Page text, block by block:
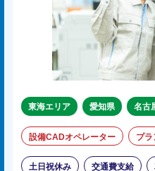
東海エリア 愛知県 名古
設備CADオペレーター プラ
土日祝休み 交通費支給